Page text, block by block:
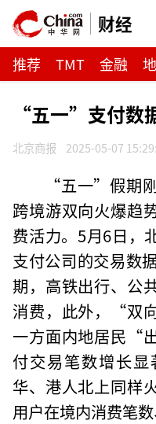
财经
推荐 TMT 金融
“五一”支付数
北京商报 2025-05-07
“五一”假期
跨境游双向火爆趋
费活力。5月6日，
支付公司的交易数
期，高铁出行、公
消费，此外，“双
一方面内地居民“
付交易笔数增长
华、港人北上同样
用户在境内消费笔